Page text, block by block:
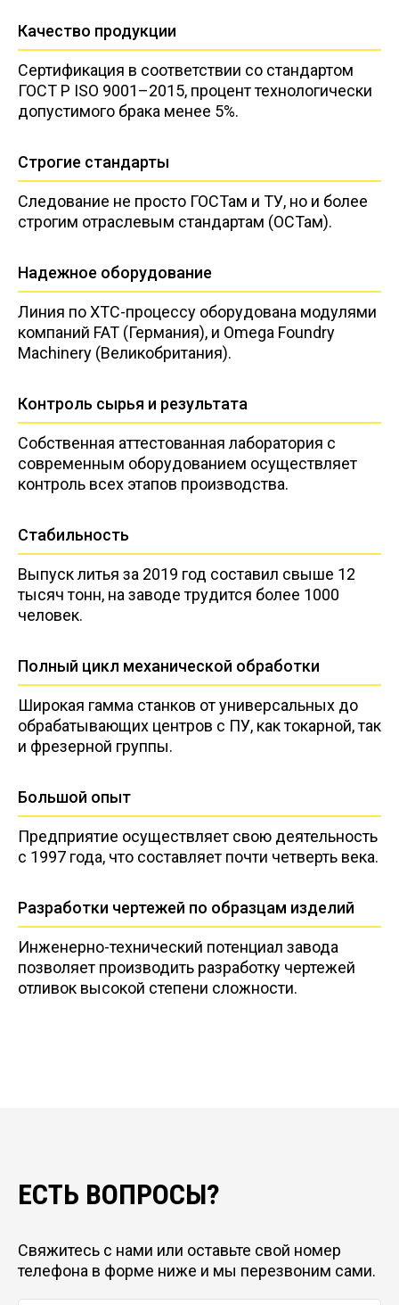
Качество продукции
Сертификация в соответствии со стандартом
ГОСТ Р ISO 9001–2015, процент технологически
допустимого брака менее 5%.
Строгие стандарты
Следование не просто ГОСТам и ТУ, но и более
строгим отраслевым стандартам (ОСТам).
Надежное оборудование
Линия по ХТС-процессу оборудована модулями
компаний FAT (Германия), и Omega Foundry
Machinery (Великобритания).
Контроль сырья и результата
Собственная аттестованная лаборатория с
современным оборудованием осуществляет
контроль всех этапов производства.
Стабильность
Выпуск литья за 2019 год составил свыше 12
тысяч тонн, на заводе трудится более 1000
человек.
Полный цикл механической обработки
Широкая гамма станков от универсальных до
обрабатывающих центров с ПУ, как токарной, так
и фрезерной группы.
Большой опыт
Предприятие осуществляет свою деятельность
с 1997 года, что составляет почти четверть века.
Разработки чертежей по образцам изделий
Инженерно-технический потенциал завода
позволяет производить разработку чертежей
отливок высокой степени сложности.
ЕСТЬ ВОПРОСЫ?
Свяжитесь с нами или оставьте свой номер
телефона в форме ниже и мы перезвоним сами.